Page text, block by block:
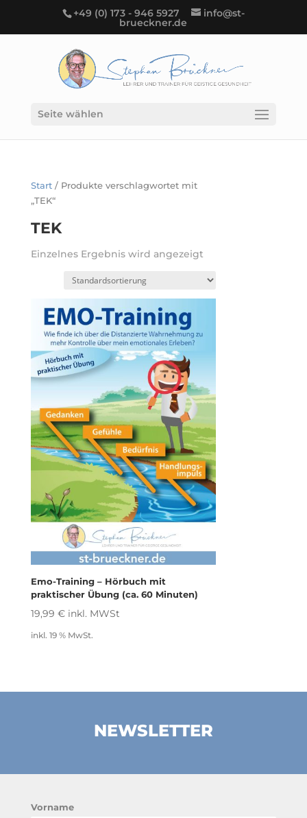
+49 (0) 173 - 946 5927 info@st-
brueckner.de
Seite wählen
Start/ Produkte verschlagwortet mit
„TEK“
TEK
Einzelnes Ergebnis wird angezeigt
Emo-Training – Hörbuch mit
praktischer Übung (ca. 60 Minuten)
19,99 € inkl. MWSt
inkl. 19 % MwSt.
NEWSLETTER
Vorname